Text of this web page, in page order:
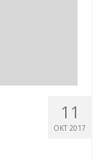
11
OKT 2017